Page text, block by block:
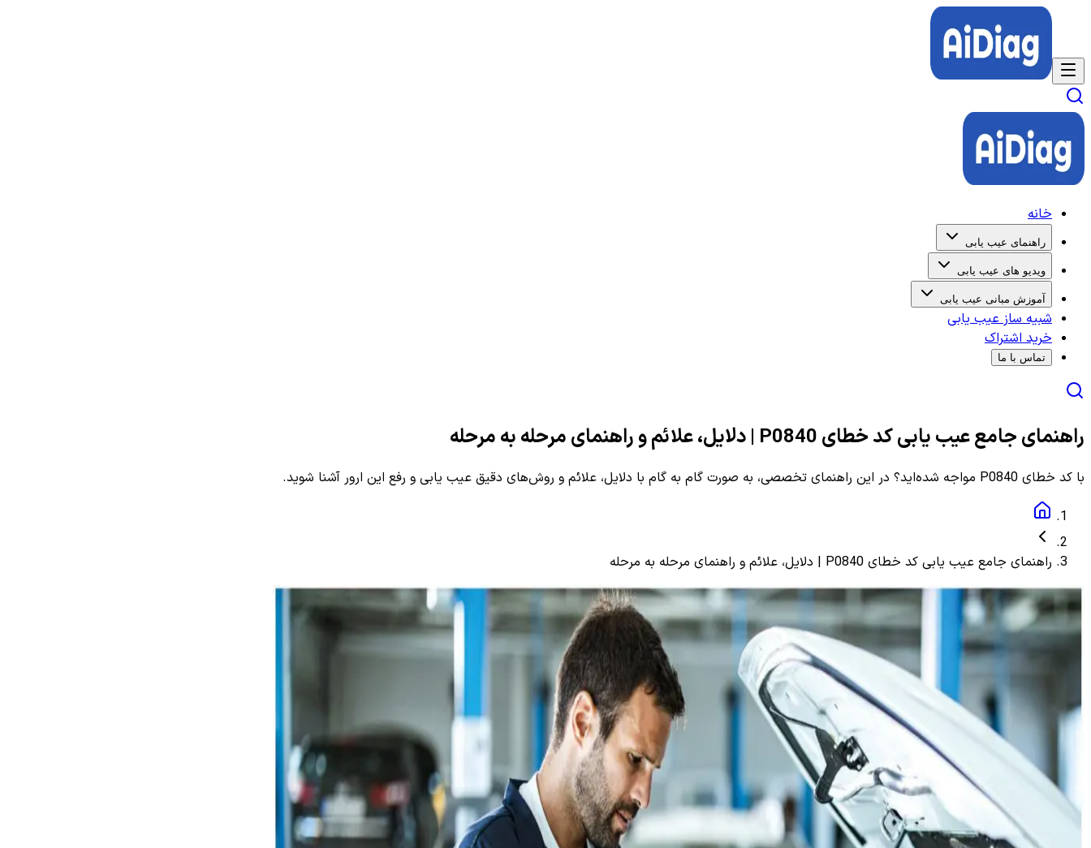
خانه
راهنمای عیب یابی
ویدیو های عیب یابی
آموزش مبانی عیب یابی
شبیه ساز عیب یابی
خرید اشتراک
تماس با ما
راهنمای جامع عیب یابی کد خطای P0840 | دلایل، علائم و راهنمای مرحله به مرحله
با کد خطای P0840 مواجه شده‌اید؟ در این راهنمای تخصصی، به صورت گام به گام با دلایل، علائم و روش‌های دقیق عیب یابی و رفع این ارور آشنا شوید.
راهنمای جامع عیب یابی کد خطای P0840 | دلایل، علائم و راهنمای مرحله به مرحله